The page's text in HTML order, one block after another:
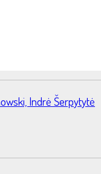
Indrė Šerpytytė